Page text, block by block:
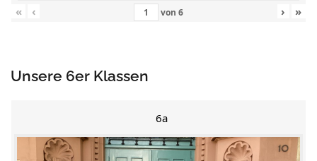
«
‹ von 6 › »
Unsere 6er Klassen
6a